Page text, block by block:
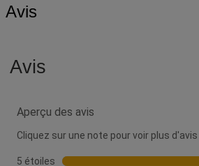
Avis